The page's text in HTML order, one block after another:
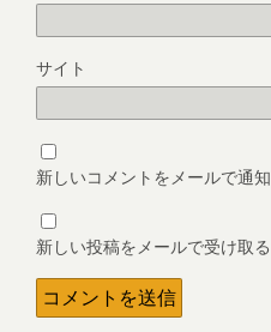
サイト
新しいコメントをメールで通知
新しい投稿をメールで受け取る